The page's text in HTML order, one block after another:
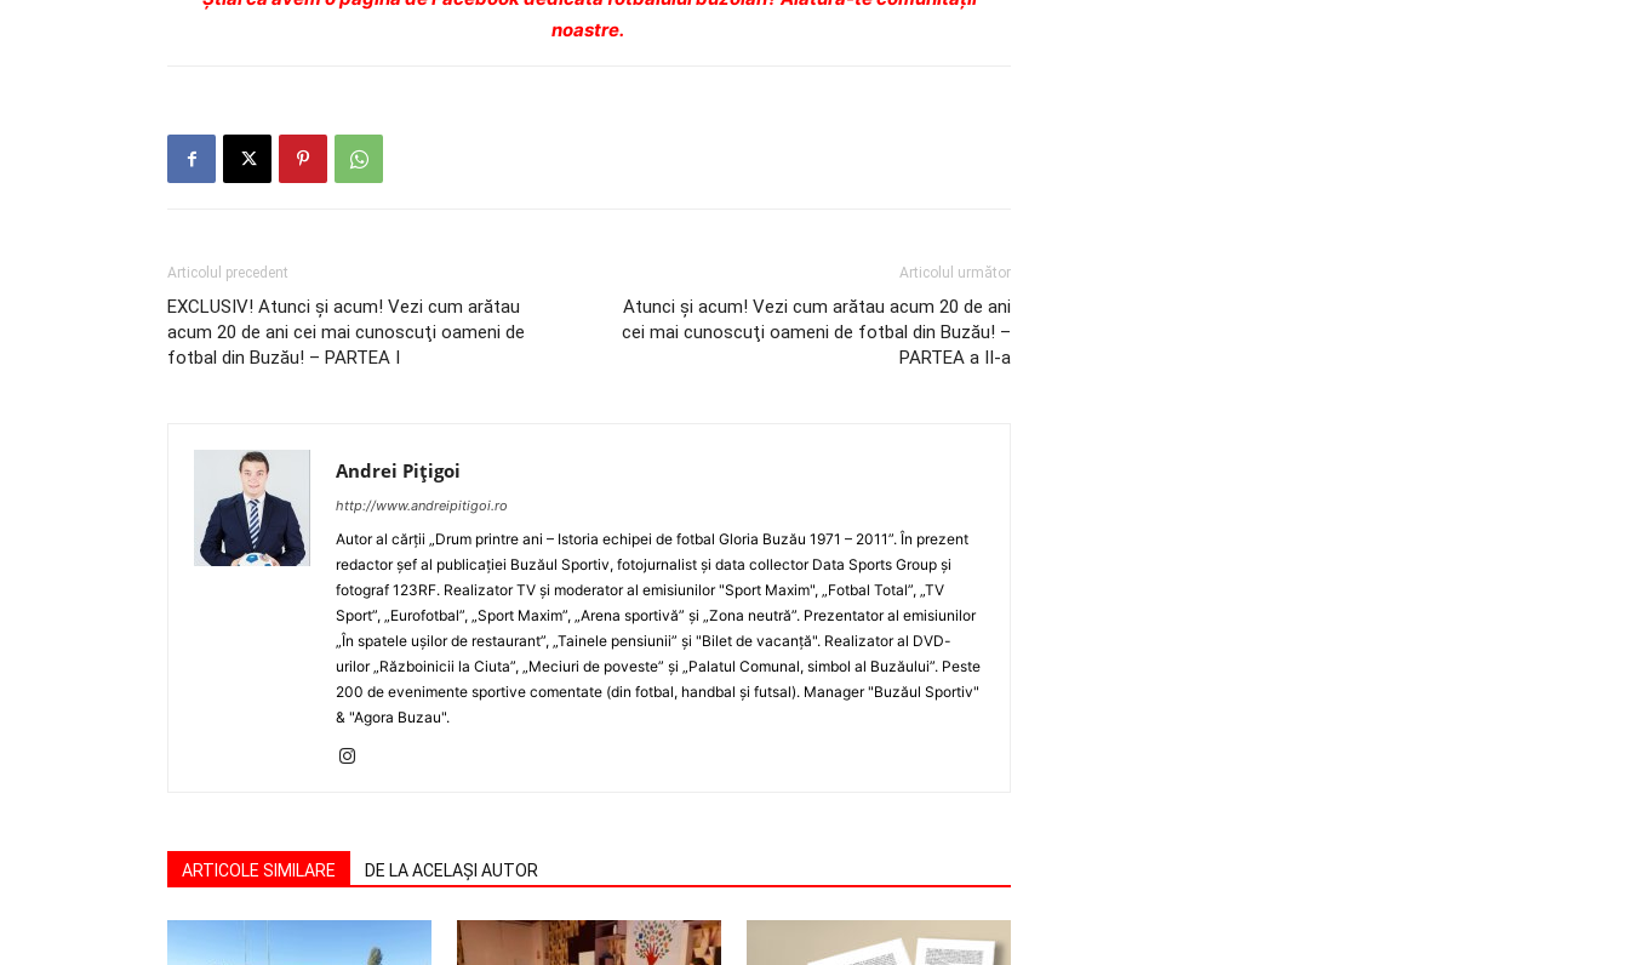
noastre.
Articolul precedent
EXCLUSIV! Atunci şi acum! Vezi cum arătau
acum 20 de ani cei mai cunoscuţi oameni de
fotbal din Buzău! – PARTEA I
Articolul următor
Atunci şi acum! Vezi cum arătau acum 20 de ani
cei mai cunoscuţi oameni de fotbal din Buzău! –
PARTEA a II-a
Andrei Pițigoi
http://www.andreipitigoi.ro
Autor al cărţii „Drum printre ani – Istoria echipei de fotbal Gloria Buzău 1971 – 2011”. În prezent
redactor şef al publicaţiei Buzăul Sportiv, fotojurnalist şi data collector Data Sports Group şi
fotograf 123RF. Realizator TV şi moderator al emisiunilor "Sport Maxim", „Fotbal Total”, „TV
Sport”, „Eurofotbal”, „Sport Maxim”, „Arena sportivă” şi „Zona neutră”. Prezentator al emisiunilor
„În spatele uşilor de restaurant”, „Tainele pensiunii” şi "Bilet de vacanţă". Realizator al DVD-
urilor „Războinicii la Ciuta”, „Meciuri de poveste” şi „Palatul Comunal, simbol al Buzăului”. Peste
200 de evenimente sportive comentate (din fotbal, handbal şi futsal). Manager "Buzăul Sportiv"
& "Agora Buzau".
ARTICOLE SIMILARE DE LA ACELAȘI AUTOR